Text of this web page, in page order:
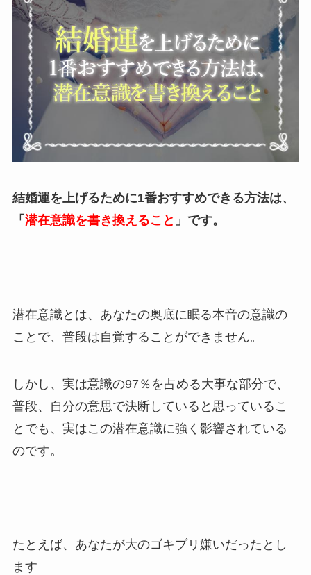
結婚運を上げるために1番おすすめできる方法は、
「 潜在意識を書き換えること 」です。
潜在意識とは、あなたの奥底に眠る本音の意識の
ことで、普段は自覚することができません。
しかし、実は意識の97％を占める大事な部分で、
普段、自分の意思で決断していると思っているこ
とでも、実はこの潜在意識に強く影響されている
のです。
たとえば、あなたが大のゴキブリ嫌いだったとし
ます